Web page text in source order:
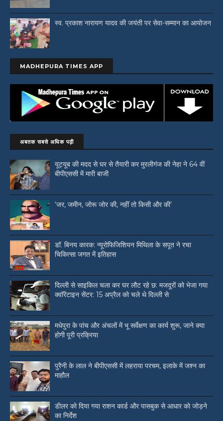
स्व. प्रकाश नारायण यादव की जयंती पर सेवा-सम्मान का आयोजन
MADHEPURA TIMES APP
अबतक सबसे अधिक पढ़ी
यूट्यूब की मदद से घर से तैयारी कर मुरलीगंज की नेहा ने 64 वीं
बीपीएससी में मारी बाजी
‘जर, जमीन, जोरू जोर की, नहीं तो किसी और की’
डॉ. बिनय कारक: न्यूरोफिजिशियन मिथिला के सपूत ने रचा
चिकित्सा जगत में इतिहास
दिल्ली से साइकिल चला कर घर लौट रहे छ: मजदूरों को भेजा गया
क्वॉरेंटाइन सेंटर: 15 अप्रैल को चले थे दिल्ली से
मधेपुरा के पांच और अंचलों में भू सर्वेक्षण का कार्य शुरू, जाने क्या
होगी पूरी प्रक्रिया
पुरैनी के लाल ने बीपीएससी में लहराया परचम, इलाके में जश्न का
माहौल
डीलर को दिया गया राशन कार्ड और पासबुक से आधार को जोड़ने
का निर्देश